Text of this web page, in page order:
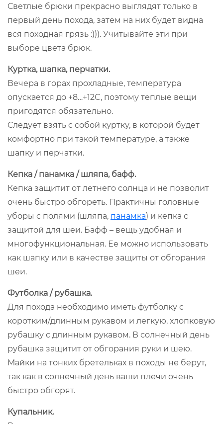
Светлые брюки прекрасно выглядят только в
первый день похода, затем на них будет видна
вся походная грязь :))). Учитывайте эти при
выборе цвета брюк.
Куртка, шапка, перчатки.
Вечера в горах прохладные, температура
опускается до +8…+12C, поэтому теплые вещи
пригодятся обязательно.
Следует взять с собой куртку, в которой будет
комфортно при такой температуре, а также
шапку и перчатки.
Кепка / панамка / шляпа, бафф.
Кепка защитит от летнего солнца и не позволит
очень быстро обгореть. Практичны головные
уборы с полями (шляпа, панамка) и кепка с
защитой для шеи. Бафф – вещь удобная и
многофункциональная. Ее можно использовать
как шапку или в качестве защиты от обгорания
шеи.
Футболка / рубашка.
Для похода необходимо иметь футболку с
коротким/длинным рукавом и легкую, хлопковую
рубашку с длинным рукавом. В солнечный день
рубашка защитит от обгорания руки и шею.
Майки на тонких бретельках в походы не берут,
так как в солнечный день ваши плечи очень
быстро обгорят.
Купальник.